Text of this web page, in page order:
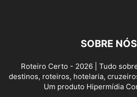
SOBRE NÓS
Roteiro Certo - 2026 | Tudo
destinos, roteiros, hotelaria,
Um produto Hipermídia